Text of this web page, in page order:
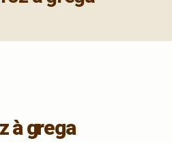
à grega